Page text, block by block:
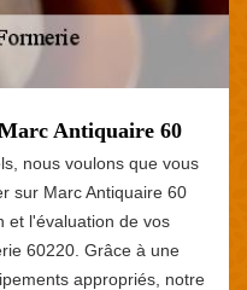
Antiquaire 60
nous voulons que vous
sur Marc Antiquaire 60
et l'évaluation de vos
60220. Grâce à une
appropriés, notre